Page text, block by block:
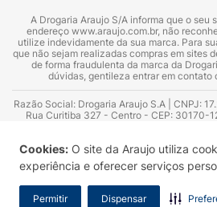
Cookies: O site da Araujo utiliza
experiência e oferecer serviços
Permitir Dispensar
A Drogaria Araujo S/A informa que o seu
endereço www.araujo.com.br, não
utilize indevidamente da sua marca. Para
que não sejam realizadas compras em sites
de forma fraudulenta da marca da
dúvidas, gentileza entrar em
Razão Social: Drogaria Araujo S.A | CNPJ:
Rua Curitiba 327 - Centro - CEP: 30170-
Azevedo Guimarães – CRF 10.965 | Yasmin
Consultor substituto: Thiago Aguiar
Sanitário: 2025020713 | Autorização de